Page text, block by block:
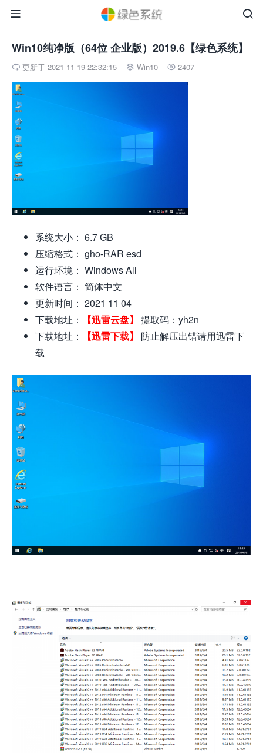


Win10纯净版（64位 企业版）2019.6【绿色系统】
 更新于 2021-11-19 22:32:15  Win10  2407
系统大小： 6.7 GB
压缩格式： gho-RAR esd
运行环境： Windows All
软件语言： 简体中文
更新时间： 2021 11 04
下载地址：
【迅雷云盘】 提取码：yh2n
下载地址：
【迅雷下载】
防止解压出错请用迅雷下
载